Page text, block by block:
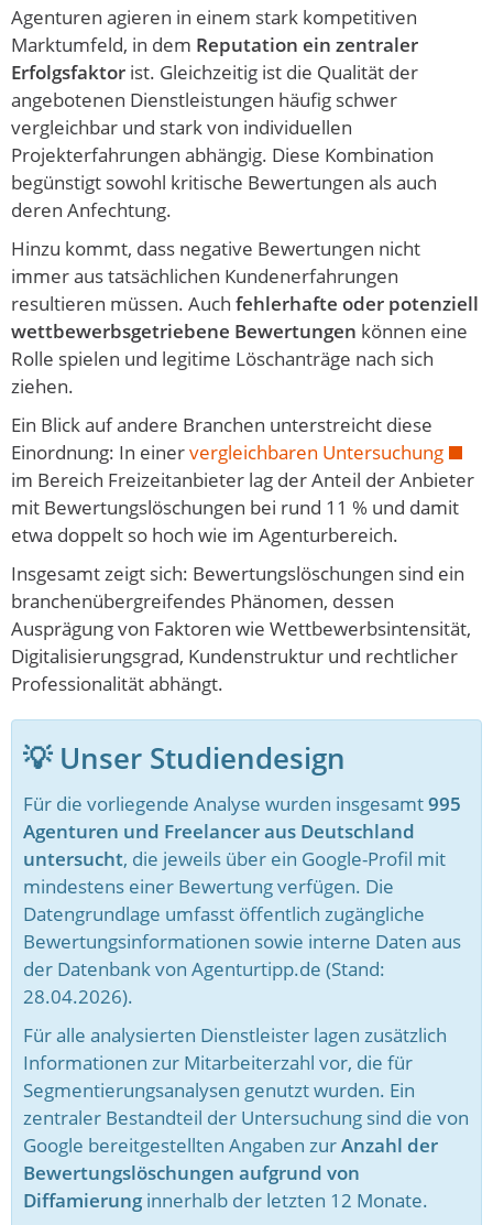
Agenturen agieren in einem stark kompetitiven
Marktumfeld, in dem Reputation ein zentraler
Erfolgsfaktor ist. Gleichzeitig ist die Qualität der
angebotenen Dienstleistungen häufig schwer
vergleichbar und stark von individuellen
Projekterfahrungen abhängig. Diese Kombination
begünstigt sowohl kritische Bewertungen als auch
deren Anfechtung.
Hinzu kommt, dass negative Bewertungen nicht
immer aus tatsächlichen Kundenerfahrungen
resultieren müssen. Auch fehlerhafte oder potenziell
wettbewerbsgetriebene Bewertungen können eine
Rolle spielen und legitime Löschanträge nach sich
ziehen.
Ein Blick auf andere Branchen unterstreicht diese
Einordnung: In einervergleichbaren Untersuchung
im Bereich Freizeitanbieter lag der Anteil der Anbieter
mit Bewertungslöschungen bei rund 11 % und damit
etwa doppelt so hoch wie im Agenturbereich.
Insgesamt zeigt sich: Bewertungslöschungen sind ein
branchenübergreifendes Phänomen, dessen
Ausprägung von Faktoren wie Wettbewerbsintensität,
Digitalisierungsgrad, Kundenstruktur und rechtlicher
Professionalität abhängt.
💡 Unser Studiendesign
Für die vorliegende Analyse wurden insgesamt995
Agenturen und Freelancer aus Deutschland
untersucht, die jeweils über ein Google-Profil mit
mindestens einer Bewertung verfügen. Die
Datengrundlage umfasst öffentlich zugängliche
Bewertungsinformationen sowie interne Daten aus
der Datenbank von Agenturtipp.de (Stand:
28.04.2026).
Für alle analysierten Dienstleister lagen zusätzlich
Informationen zur Mitarbeiterzahl vor, die für
Segmentierungsanalysen genutzt wurden. Ein
zentraler Bestandteil der Untersuchung sind die von
Google bereitgestellten Angaben zurAnzahl der
Bewertungslöschungen aufgrund von
Diffamierunginnerhalb der letzten 12 Monate.